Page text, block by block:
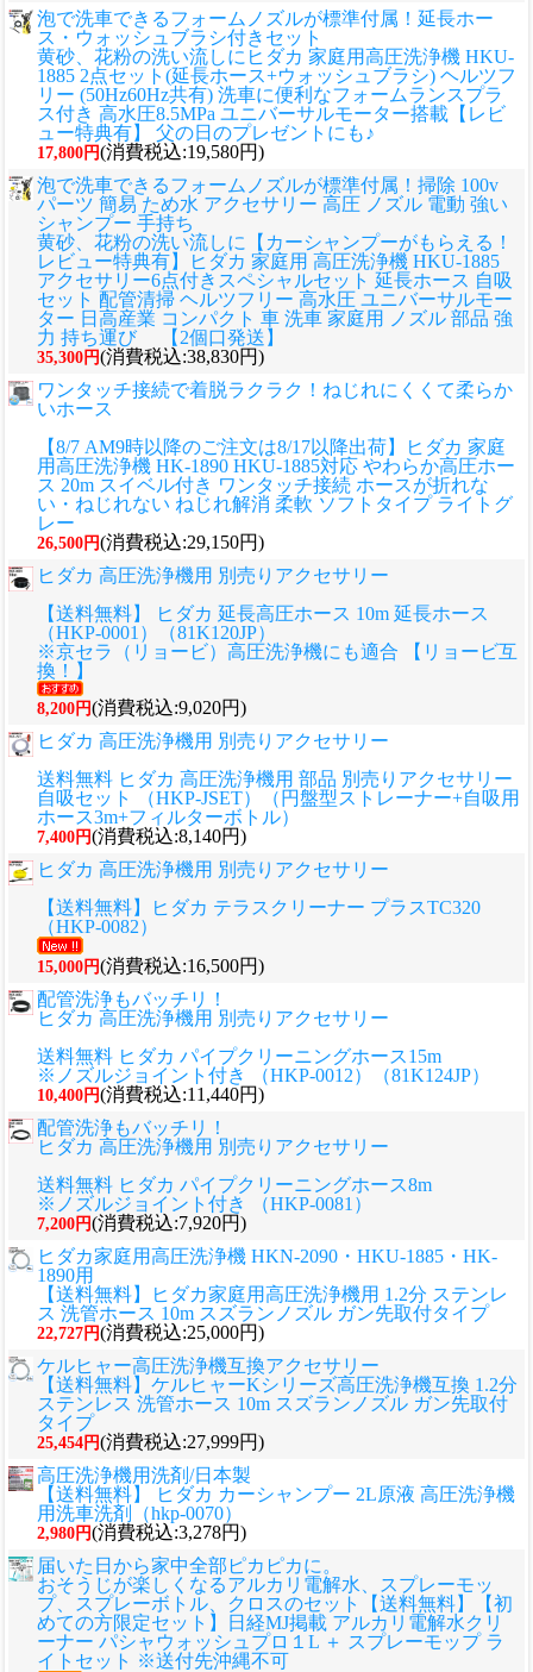
泡で洗車できるフォームノズルが標準付属！延長ホー
ス・ウォッシュブラシ付きセット
黄砂、花粉の洗い流しに ヒダカ 家庭用高圧洗浄機 HKU-
1885 2点セット(延長ホース+ウォッシュブラシ) ヘルツフ
リー (50Hz60Hz共有) 洗車に便利なフォームランスプラ
ス付き 高水圧8.5MPa ユニバーサルモーター搭載【レビ
ュー特典有】 父の日のプレゼントにも♪
17,800円(消費税込:19,580円)
泡で洗車できるフォームノズルが標準付属！掃除 100v
パーツ 簡易 ため水 アクセサリー 高圧 ノズル 電動 強い
シャンプー 手持ち
黄砂、花粉の洗い流しに
【カーシャンプーがもらえる！
レビュー特典有】ヒダカ 家庭用 高圧洗浄機 HKU-1885
アクセサリー6点付きスペシャルセット 延長ホース 自吸
セット 配管清掃 ヘルツフリー 高水圧 ユニバーサルモー
ター 日高産業 コンパクト 車 洗車 家庭用 ノズル 部品 強
力 持ち運び 【2個口発送】
35,300円(消費税込:38,830円)
ワンタッチ接続で着脱ラクラク！ねじれにくくて柔らか
いホース
【8/7 AM9時以降のご注文は8/17以降出荷】ヒダカ 家庭
用高圧洗浄機 HK-1890 HKU-1885対応 やわらか高圧ホー
ス 20m スイベル付き ワンタッチ接続 ホースが折れな
い・ねじれない ねじれ解消 柔軟 ソフトタイプ ライトグ
レー
26,500円(消費税込:29,150円)
ヒダカ 高圧洗浄機用 別売りアクセサリー
【送料無料】 ヒダカ 延長高圧ホース 10m 延長ホース
（HKP-0001）（81K120JP）
※京セラ（リョービ）高圧洗浄機にも適合 【リョービ互
換！】
8,200円(消費税込:9,020円)
ヒダカ 高圧洗浄機用 別売りアクセサリー
送料無料 ヒダカ 高圧洗浄機用 部品 別売りアクセサリー
自吸セット （HKP-JSET）（円盤型ストレーナー+自吸用
ホース3m+フィルターボトル）
7,400円(消費税込:8,140円)
ヒダカ 高圧洗浄機用 別売りアクセサリー
【送料無料】ヒダカ テラスクリーナー プラスTC320
（HKP-0082）
15,000円(消費税込:16,500円)
配管洗浄もバッチリ！
ヒダカ 高圧洗浄機用 別売りアクセサリー
送料無料 ヒダカ パイプクリーニングホース15m
※ノズルジョイント付き （HKP-0012）（81K124JP）
10,400円(消費税込:11,440円)
配管洗浄もバッチリ！
ヒダカ 高圧洗浄機用 別売りアクセサリー
送料無料 ヒダカ パイプクリーニングホース8m
※ノズルジョイント付き （HKP-0081）
7,200円(消費税込:7,920円)
ヒダカ家庭用高圧洗浄機 HKN-2090・HKU-1885・HK-
1890用
【送料無料】ヒダカ家庭用高圧洗浄機用 1.2分 ステンレ
ス 洗管ホース 10m スズランノズル ガン先取付タイプ
22,727円(消費税込:25,000円)
ケルヒャー高圧洗浄機互換アクセサリー
【送料無料】ケルヒャーKシリーズ高圧洗浄機互換 1.2分
ステンレス 洗管ホース 10m スズランノズル ガン先取付
タイプ
25,454円(消費税込:27,999円)
高圧洗浄機用洗剤/日本製
【送料無料】 ヒダカ カーシャンプー 2L原液 高圧洗浄機
用洗車洗剤（hkp-0070）
2,980円(消費税込:3,278円)
届いた日から家中全部ピカピカに。
おそうじが楽しくなるアルカリ電解水、スプレーモッ
プ、スプレーボトル、クロスのセット
【送料無料】【初
めての方限定セット】日経MJ掲載 アルカリ電解水クリ
ーナー パシャウォッシュプロ１L ＋ スプレーモップ ラ
イトセット ※送付先沖縄不可